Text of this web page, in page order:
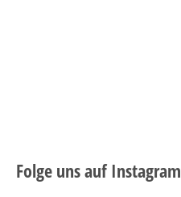
Folge uns auf Instagram